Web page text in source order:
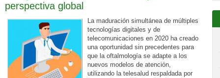
perspectiva global
La maduración simultánea de múltiples
tecnologías digitales y de
telecomunicaciones en 2020 ha creado
una oportunidad sin precedentes para
que la oftalmología se adapte a los
nuevos modelos de atención,
utilizando la telesalud respaldada por